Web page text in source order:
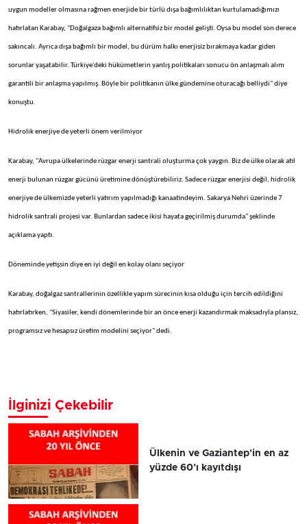
uygun modeller olmasına rağmen enerjide bir türlü dışa bağımlılıktan kurtulamadığımızı
hatırlatan Karabay, "Doğalgaza bağımlı alternatifsiz bir model gelişti. Oysa bu model son derece
sakıncalı. Ayrıca dışa bağımlı bir model, bu dürüm halkı enerjisiz bırakmaya kadar giden
sorunlar yaşatabilir. Türkiye'deki hükümetlerin yanlış politikaları sonucu ön anlaşmalı alım
garantili bir anlaşma yapılmış. Böyle bir politikanın ülke gündemine oturacağı belliydi" diye
konuştu.
Hidrolik enerjiye de yeterli önem verilmiyor
Karabay, "Avrupa ülkelerinde rüzgar enerji santrali oluşturma çok yaygın. Biz de ülke olarak atıl
enerji bulunan rüzgar gücünü üretimine dönüştürebiliriz. Sadece rüzgar enerjisi değil, hidrolik
enerjiye de ülkemizde yeterli yatırım yapılmadığı kanaatindeyim. Sakarya Nehri üzerinde 7
hidrolik santrali projesi var. Bunlardan sadece ikisi hayata geçirilmiş durumda" şeklinde
açıklama yaptı.
Döneminde yetişsin diye en iyi değil en kolay olanı seçiyor
Karabay, doğalgaz santrallerinin özellikle yapım sürecinin kısa olduğu için tercih edildiğini
hatırlatırken, "Siyasiler, kendi dönemlerinde bir an önce enerji kazandırmak maksadıyla plansız,
programsız ve hesapsız üretim modelini seçiyor" dedi.
İlginizi Çekebilir
Ülkenin ve Gaziantep'in en az
yüzde 60’ı kayıtdışı